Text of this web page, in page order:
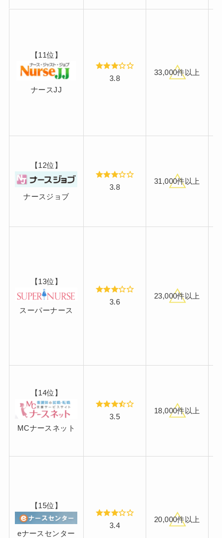
【11位】
ナースJJ
3.8
33,000件以上
【12位】
ナースジョブ
3.8
31,000件以上
【13位】
スーパーナース
3.6
23,000件以上
【14位】
MCナースネット
3.5
18,000件以上
【15位】
eナースセンター
3.4
20,000件以上